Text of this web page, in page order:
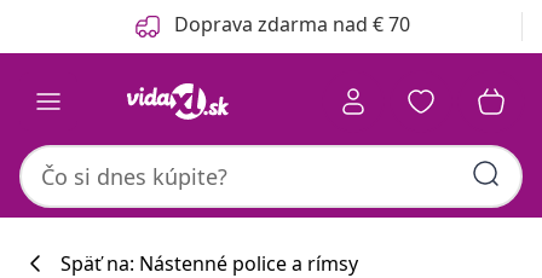
Predchádzajúce Doprava zdarma nad € 70
Späť na: Nástenné police a rímsy